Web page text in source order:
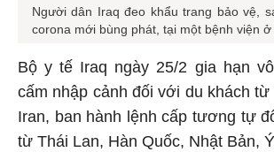
Người dân Iraq đeo khẩu trang bảo vệ,
corona mới bùng phát, tại một bệnh viện ở
Bộ y tế Iraq ngày 25/2 gia hạn
cấm nhập cảnh đối với du khách từ
Iran, ban hành lệnh cấp tương tự
từ Thái Lan, Hàn Quốc, Nhật Bản,